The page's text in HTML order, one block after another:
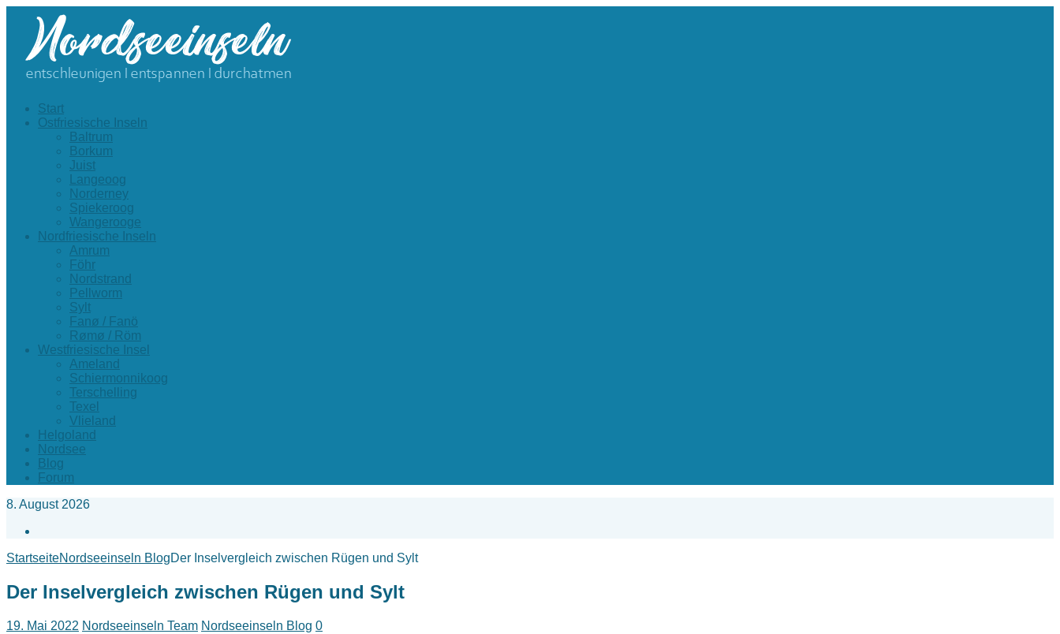
Start
Ostfriesische Inseln
Baltrum
Borkum
Juist
Langeoog
Norderney
Spiekeroog
Wangerooge
Nordfriesische Inseln
Amrum
Föhr
Nordstrand
Pellworm
Sylt
Fanø / Fanö
Rømø / Röm
Westfriesische Insel
Ameland
Schiermonnikoog
Terschelling
Texel
Vlieland
Helgoland
Nordsee
Blog
Forum
8. August 2026
StartseiteNordseeinseln BlogDer Inselvergleich zwischen Rügen und Sylt
Der Inselvergleich zwischen Rügen und Sylt
19. Mai 2022 Nordseeinseln Team Nordseeinseln Blog 0